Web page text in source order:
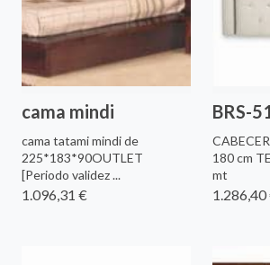
cama mindi
cama tatami mindi de
225*183*90OUTLET
[Periodo validez ...
1.096,31 €
BRS-
180 cm
mt
1.286,40